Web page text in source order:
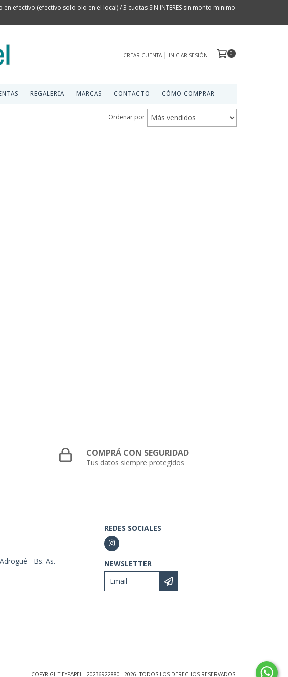
efectivo (efectivo solo olo en el local) / 3 cuotas SIN INTERES sin monto minimo
CREAR CUENTA INICIAR SESIÓN 0
REGALERIA MARCAS CONTACTO CÓMO COMPRAR
Ordenar por
COMPRÁ CON SEGURIDAD
Tus datos siempre protegidos
- Bs. As.
REDES SOCIALES
NEWSLETTER
COPYRIGHT EYPAPEL - 20236922880 - 2026. TODOS LOS DERECHOS RESERVADOS.